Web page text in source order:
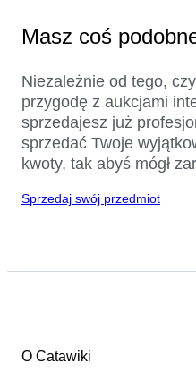
Masz coś
Niezależnie od tego,
przygodę z aukcjami
sprzedajesz już
sprzedać Twoje
kwoty, tak abyś mógł
Sprzedaj swój przedmiot
O Catawiki